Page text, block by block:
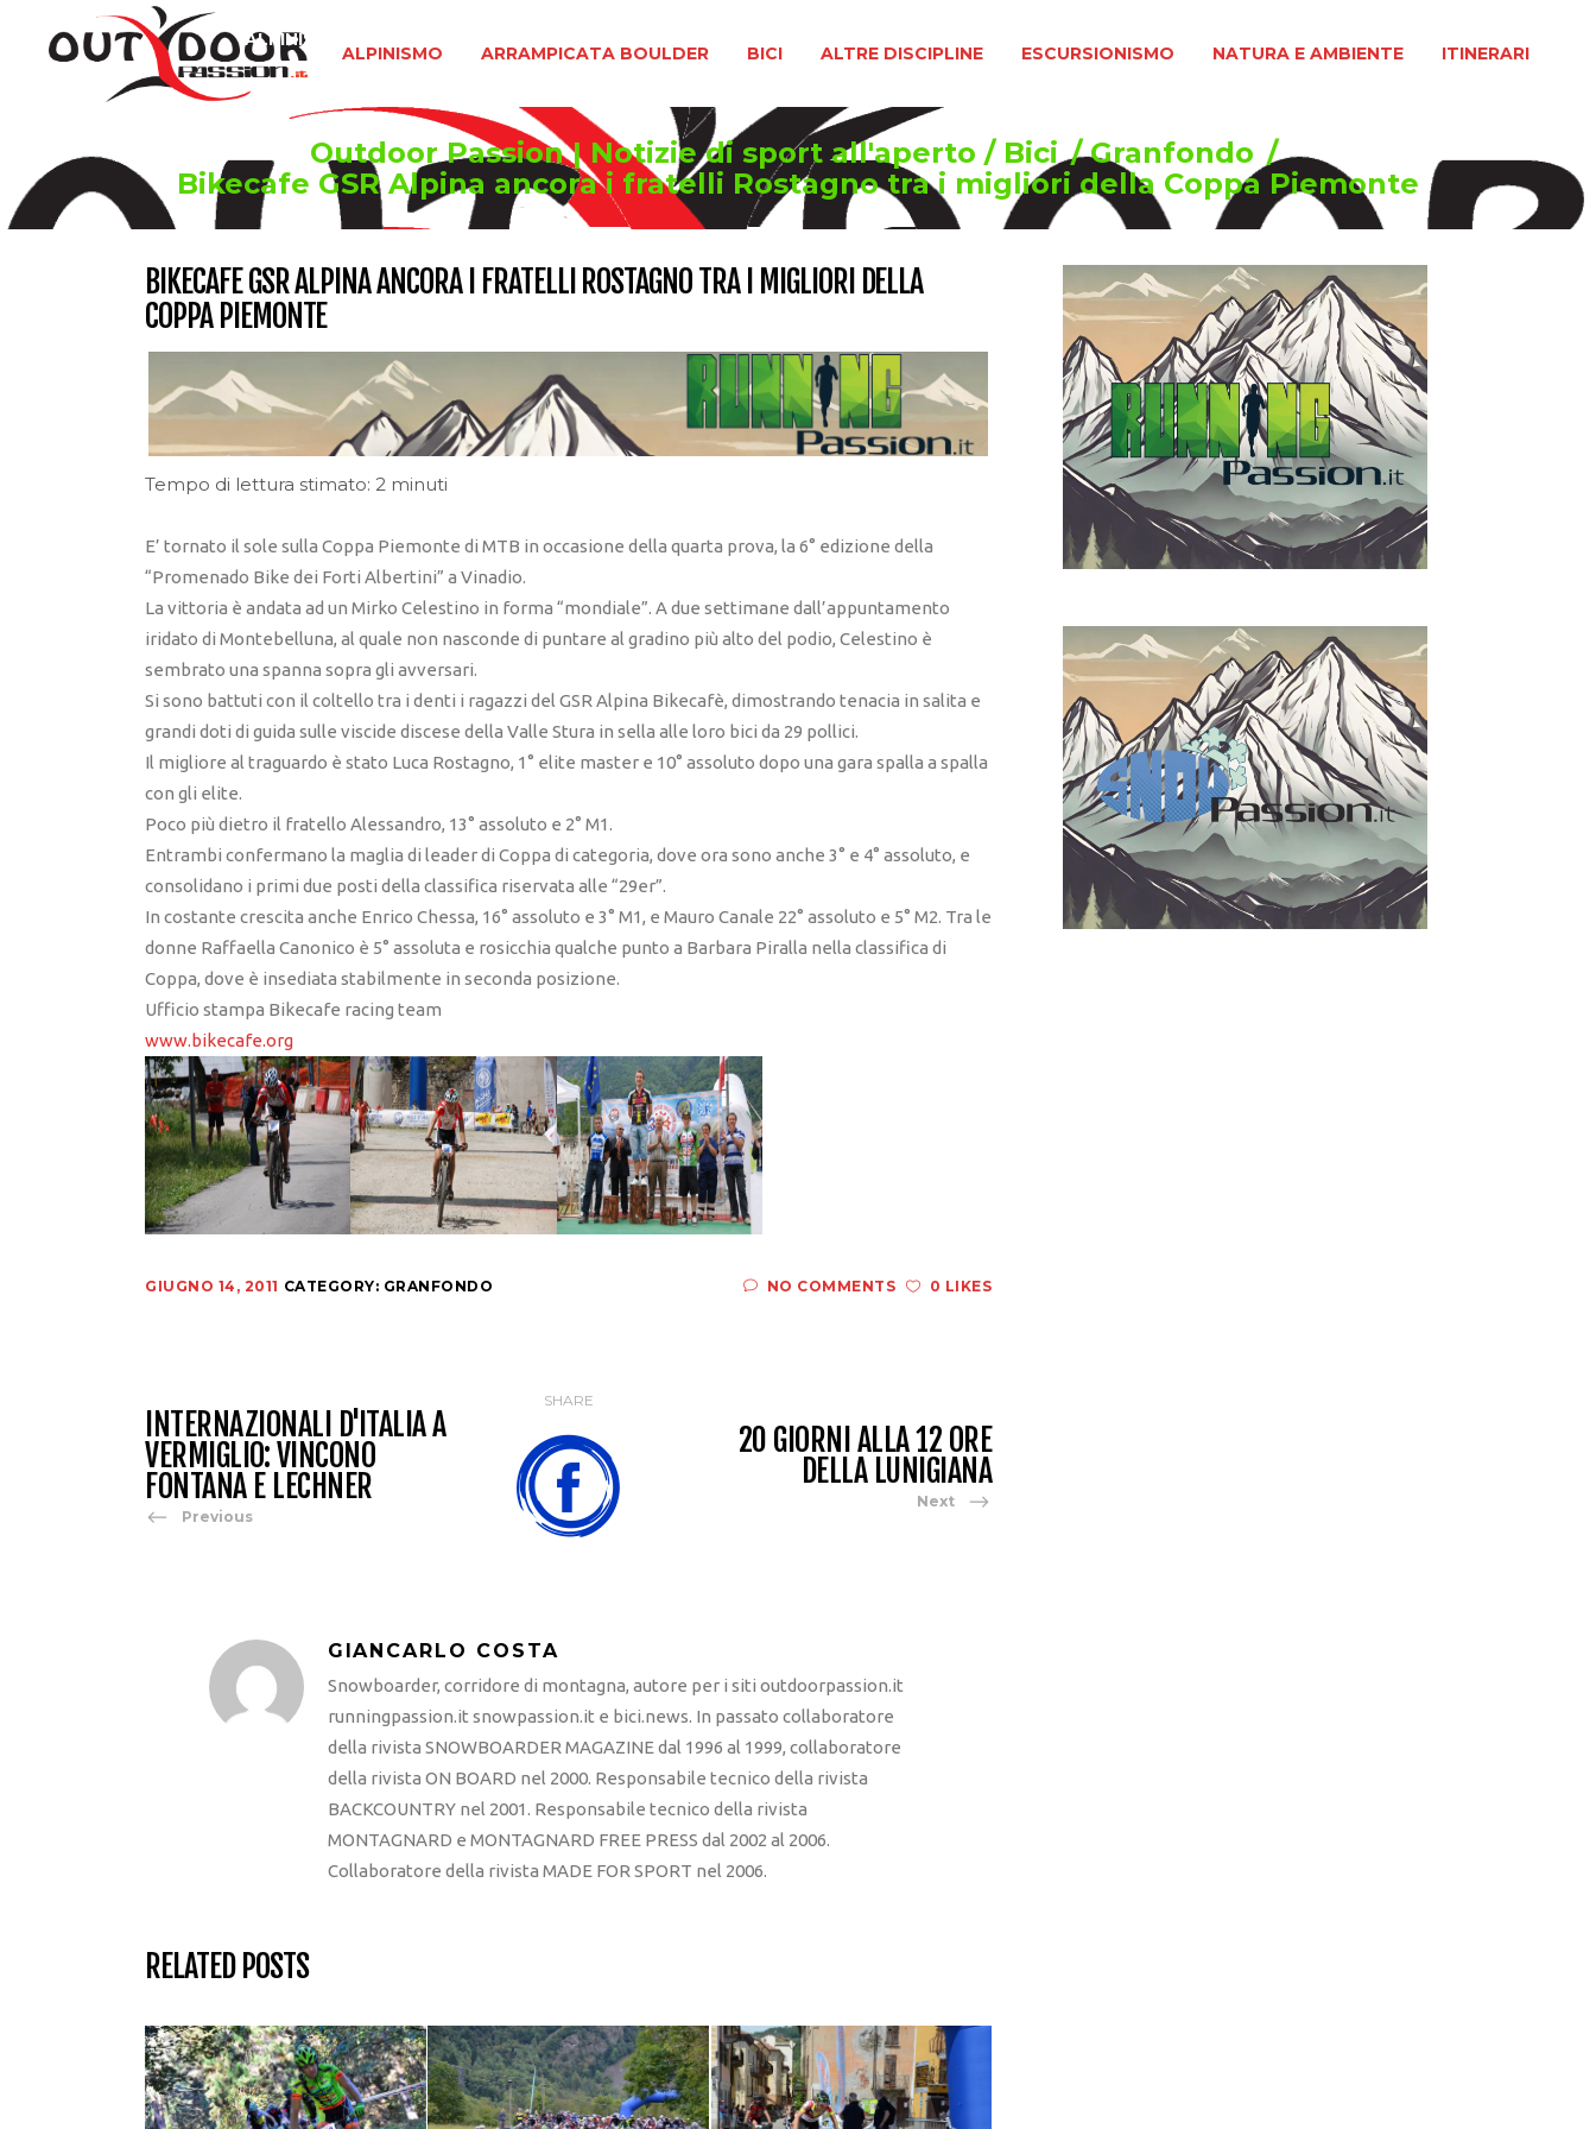
ALPINISMO ARRAMPICATA BOULDER BICI ALTRE DISCIPLINE ESCURSIONISMO NATURA E AMBIENTE ITINERARI
ALPINISMO
Outdoor Passion | Notizie di sport all'aperto / Bici/Granfondo /
Bikecafe GSR Alpina ancora i fratelli Rostagno tra i migliori della Coppa Piemonte
BIKECAFE GSR ALPINA ANCORA I FRATELLI ROSTAGNO TRA I MIGLIORI DELLA
COPPA PIEMONTE
Tempo di lettura stimato: 2 minuti
E’ tornato il sole sulla Coppa Piemonte di MTB in occasione della quarta prova, la 6° edizione della
“Promenado Bike dei Forti Albertini” a Vinadio.
La vittoria è andata ad un Mirko Celestino in forma “mondiale”. A due settimane dall’appuntamento
iridato di Montebelluna, al quale non nasconde di puntare al gradino più alto del podio, Celestino è
sembrato una spanna sopra gli avversari.
Si sono battuti con il coltello tra i denti i ragazzi del GSR Alpina Bikecafè, dimostrando tenacia in salita e
grandi doti di guida sulle viscide discese della Valle Stura in sella alle loro bici da 29 pollici.
Il migliore al traguardo è stato Luca Rostagno, 1° elite master e 10° assoluto dopo una gara spalla a spalla
con gli elite.
Poco più dietro il fratello Alessandro, 13° assoluto e 2° M1.
Entrambi confermano la maglia di leader di Coppa di categoria, dove ora sono anche 3° e 4° assoluto, e
consolidano i primi due posti della classifica riservata alle “29er”.
In costante crescita anche Enrico Chessa, 16° assoluto e 3° M1, e Mauro Canale 22° assoluto e 5° M2. Tra le
donne Raffaella Canonico è 5° assoluta e rosicchia qualche punto a Barbara Piralla nella classifica di
Coppa, dove è insediata stabilmente in seconda posizione.
Ufficio stampa Bikecafe racing team
www.bikecafe.org
GIUGNO 14, 2011 CATEGORY: GRANFONDO NO COMMENTS 0 LIKES
INTERNAZIONALI D'ITALIA A
VERMIGLIO: VINCONO
FONTANA E LECHNER
Previous
SHARE
20 GIORNI ALLA 12 ORE
DELLA LUNIGIANA
Next
GIANCARLO COSTA
Snowboarder, corridore di montagna, autore per i siti outdoorpassion.it
runningpassion.it snowpassion.it e bici.news. In passato collaboratore
della rivista SNOWBOARDER MAGAZINE dal 1996 al 1999, collaboratore
della rivista ON BOARD nel 2000. Responsabile tecnico della rivista
BACKCOUNTRY nel 2001. Responsabile tecnico della rivista
MONTAGNARD e MONTAGNARD FREE PRESS dal 2002 al 2006.
Collaboratore della rivista MADE FOR SPORT nel 2006.
RELATED POSTS